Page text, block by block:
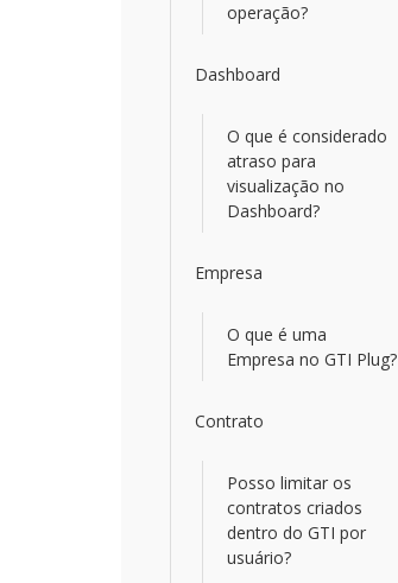
operação?
Dashboard
O que é considerado
atraso para
visualização no
Dashboard?
Empresa
O que é uma
Empresa no GTI Plug?
Contrato
Posso limitar os
contratos criados
dentro do GTI por
usuário?